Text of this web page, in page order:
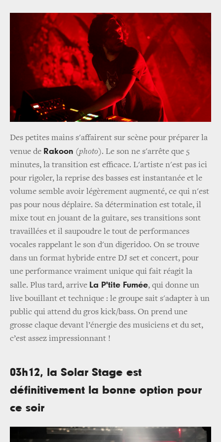
Des petites mains s'affairent sur scène pour préparer la
venue de Rakoon (photo). Le son ne s'arrête que 5
minutes, la transition est efficace. L'artiste n'est pas ici
pour rigoler, la reprise des basses est instantanée et le
volume semble avoir légèrement augmenté, ce qui n'est
pas pour nous déplaire. Sa détermination est totale, il
mixe tout en jouant de la guitare, ses transitions sont
travaillées et il saupoudre le tout de performances
vocales rappelant le son d'un digeridoo. On se trouve
dans un format hybride entre DJ set et concert, pour
une performance vraiment unique qui fait réagit la
salle. Plus tard, arrive La P'tite Fumée, qui donne un
live bouillant et technique : le groupe sait s'adapter à un
public qui attend du gros kick/bass. On prend une
grosse claque devant l’énergie des musiciens et du set,
c’est assez impressionnant !
03h12, la Solar Stage est
définitivement la bonne option pour
ce soir